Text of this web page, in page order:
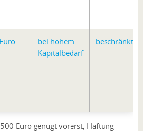
bei hohem
Kapitalbedarf
beschränkt
Euro genügt vorerst, Haftung